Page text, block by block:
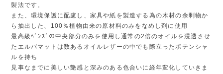
製法です。
また、環境保護に配慮し、家具や紙を製造する為の木材の余剰物か
ら抽出した、100％植物由来の原材料のみをなめし剤に使用
最高級ﾍﾞﾝｽﾞの中央部分のみを使用し通常の2倍のオイルを浸透させ
たエルバマットは数あるオイルレザーの中でも際立ったポテンシャ
ルを持ち
見事なまでに美しい艶感と深みのある色合いに経年変化していきま